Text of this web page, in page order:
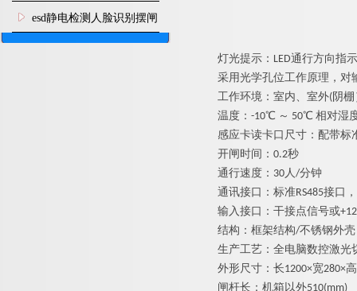
闸机
esd静电检测人脸识别摆闸
安装
灯光提示：LED通行方向指
采用光学孔位工作原理，对
工作环境：室内、室外(阴棚
温度：-10℃ ～ 50℃ 相对湿
感应卡读卡口尺寸：配带标
开闸时间：0.2秒
通行速度：30人/分钟
通讯接口：标准RS485接口
输入接口：干接点信号或
结构：框架结构/不锈钢外壳
生产工艺：全电脑数控激光
外形尺寸：长1200×宽280×
闸杆长：机箱以外510(mm)